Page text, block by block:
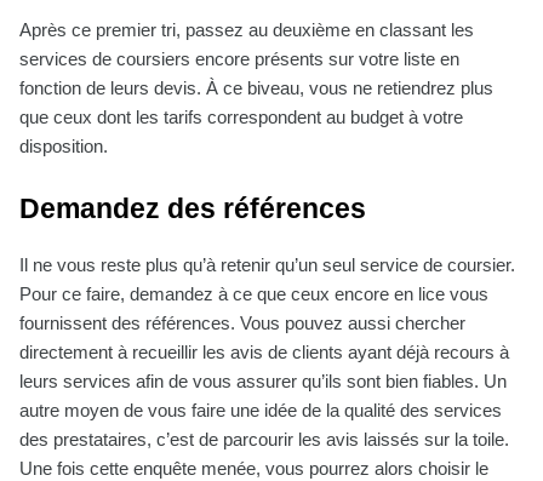
Après ce premier tri, passez au deuxième en classant les
services de coursiers encore présents sur votre liste en
fonction de leurs devis. À ce biveau, vous ne retiendrez plus
que ceux dont les tarifs correspondent au budget à votre
disposition.
Demandez des références
Il ne vous reste plus qu’à retenir qu’un seul service de coursier.
Pour ce faire, demandez à ce que ceux encore en lice vous
fournissent des références. Vous pouvez aussi chercher
directement à recueillir les avis de clients ayant déjà recours à
leurs services afin de vous assurer qu’ils sont bien fiables. Un
autre moyen de vous faire une idée de la qualité des services
des prestataires, c’est de parcourir les avis laissés sur la toile.
Une fois cette enquête menée, vous pourrez alors choisir le